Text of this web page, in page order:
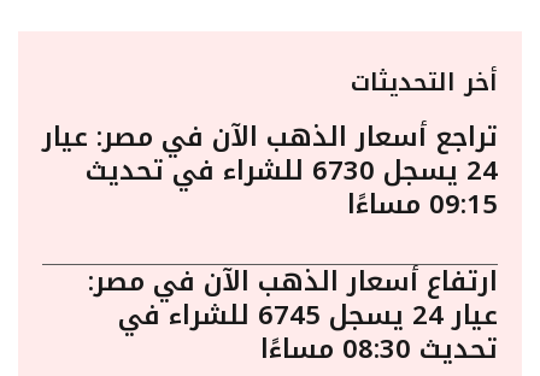
أخر التحديثات
تراجع أسعار الذهب الآن في مصر: عيار
24 يسجل 6730 للشراء في تحديث
09:15 مساءًا
ارتفاع أسعار الذهب الآن في مصر:
عيار 24 يسجل 6745 للشراء في
تحديث 08:30 مساءًا